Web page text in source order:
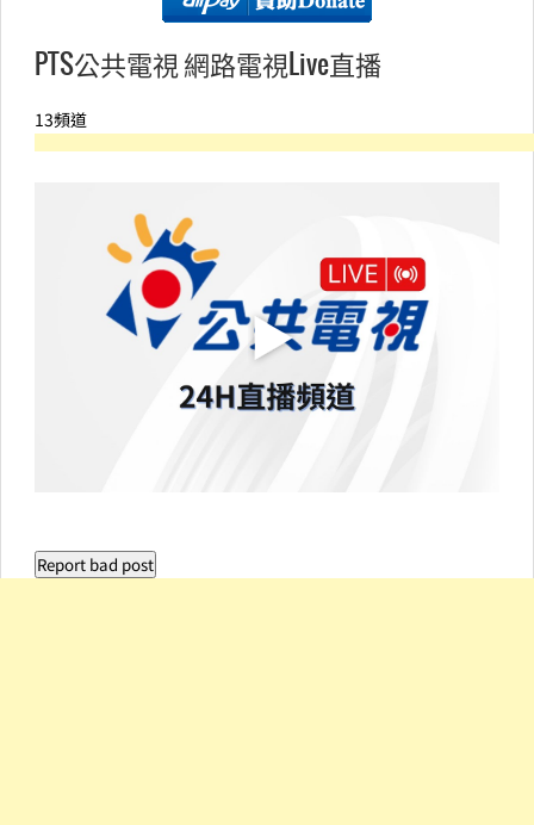
PTS公共電視 網路電視Live直播
13頻道